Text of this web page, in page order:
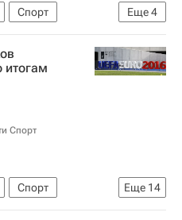
Еще4
Спорт
Чемпионат мира 2018 (отборочный турнир, Европа)
Силва
итогам
Спорт
Еще 14
Спорт
Союз европейских футбольных ассоциаций (УЕФА)